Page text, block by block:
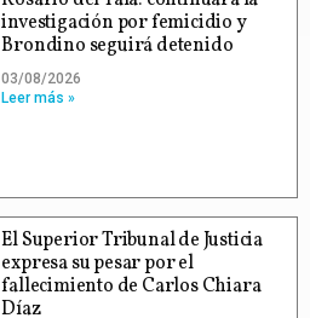
investigación por femicidio y
Brondino seguirá detenido
03/08/2026
Leer más »
El Superior Tribunal de Justicia
expresa su pesar por el
fallecimiento de Carlos Chiara
Díaz